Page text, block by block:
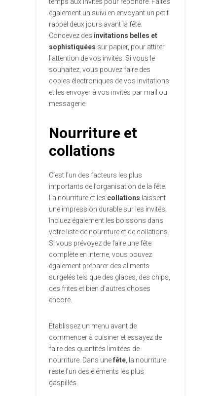
également un suivi en envoyant un petit
rappel deux jours avant la fête.
Concevez des invitations belles et
sophistiquées sur papier, pour attirer
l’attention de vos invités. Si vous le
souhaitez, vous pouvez faire des
copies électroniques de vos invitations
et les envoyer à vos invités par mail ou
messagerie.
Nourriture et
collations
C’est l’un des facteurs les plus
importants de l’organisation de la fête.
La nourriture et les collations laissent
une impression durable sur les invités.
Incluez également les boissons dans
votre liste de nourriture et de collations.
Si vous prévoyez de faire une fête
complète en interne, vous pouvez
également préparer des aliments
surgelés tels que des glaces, des chips,
des frites et bien d’autres choses
encore.
Établissez un menu avant de
commencer à cuisiner et essayez de
faire des quantités limitées de
nourriture. Dans unefête , la nourriture
reste l’un des éléments les plus
gaspillés.